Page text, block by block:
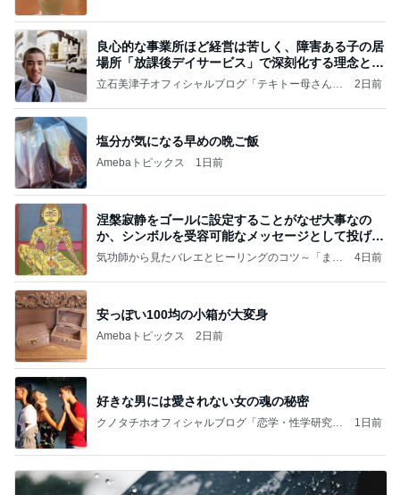
良心的な事業所ほど経営は苦しく、障害ある子の居
場所「放課後デイサービス」で深刻化する理念と現
実の
立石美津子オフィシャルブログ「テキトー母さんの
2日前
塩分が気になる早めの晩ご飯
Amebaトピックス 1日前
涅槃寂静をゴールに設定することがなぜ大事なの
か、シンボルを受容可能なメッセージとして投げる
ことが
気功師から見たバレエとヒーリングのコツ～「まと
4日前
安っぽい100均の小箱が大変身
Amebaトピックス 2日前
好きな男には愛されない女の魂の秘密
クノタチホオフィシャルブログ「恋学・性学研究
1日前